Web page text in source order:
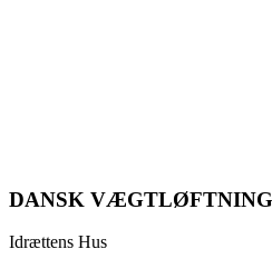
DANSK
Idrættens Hus